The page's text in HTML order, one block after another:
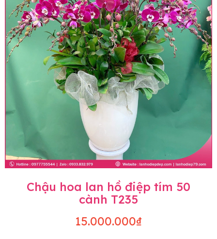
Chậu hoa lan hồ điệp tím 50
cành T235
15.000.000₫